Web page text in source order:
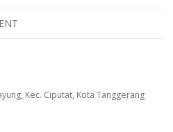
Kec. Ciputat, Kota Tanggerang